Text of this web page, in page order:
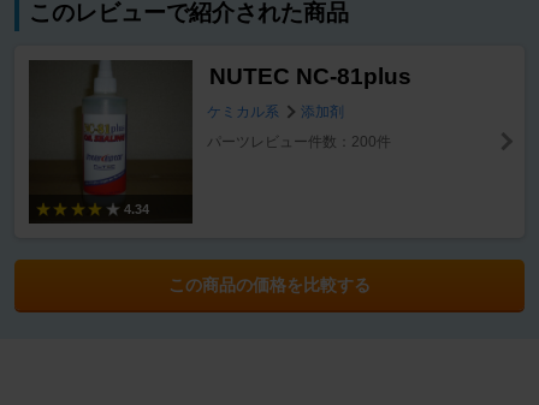
このレビューで紹介された商品
4.34
NUTEC NC-81plus
ケミカル系
添加剤
パーツレビュー件数：200件
この商品の価格を比較する